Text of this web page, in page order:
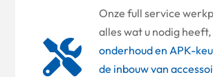

Onze full service
alles wat u nodig heeft,
onderhoud en APK-
de inbouw van